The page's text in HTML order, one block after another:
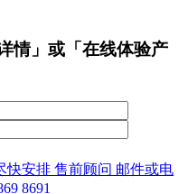
情」或「在线体验产
快安排 售前顾问 邮件或电
8691